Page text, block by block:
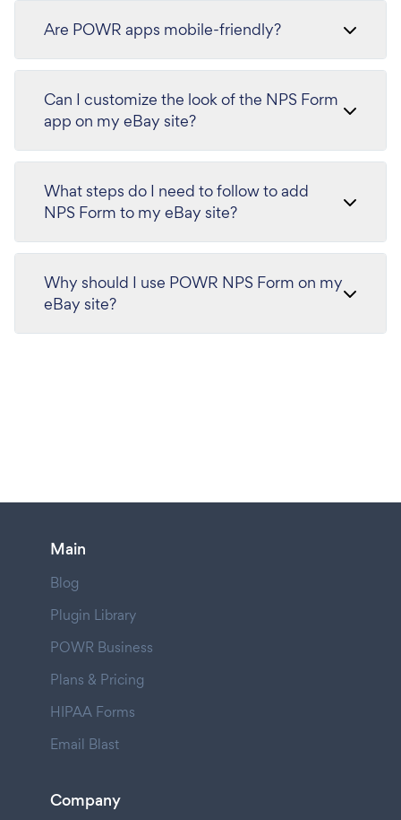
Are POWR apps mobile-friendly?
Can I customize the look of the NPS Form
app on my eBay site?
What steps do I need to follow to add
NPS Form to my eBay site?
Why should I use POWR NPS Form on my
eBay site?
Main
Blog
Plugin Library
POWR Business
Plans & Pricing
HIPAA Forms
Email Blast
Company